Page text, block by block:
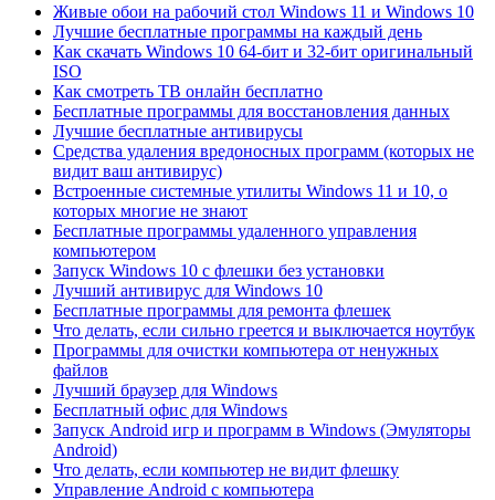
Живые обои на рабочий стол Windows 11 и Windows 10
Лучшие бесплатные программы на каждый день
Как скачать Windows 10 64-бит и 32-бит оригинальный
ISO
Как смотреть ТВ онлайн бесплатно
Бесплатные программы для восстановления данных
Лучшие бесплатные антивирусы
Средства удаления вредоносных программ (которых не
видит ваш антивирус)
Встроенные системные утилиты Windows 11 и 10, о
которых многие не знают
Бесплатные программы удаленного управления
компьютером
Запуск Windows 10 с флешки без установки
Лучший антивирус для Windows 10
Бесплатные программы для ремонта флешек
Что делать, если сильно греется и выключается ноутбук
Программы для очистки компьютера от ненужных
файлов
Лучший браузер для Windows
Бесплатный офис для Windows
Запуск Android игр и программ в Windows (Эмуляторы
Android)
Что делать, если компьютер не видит флешку
Управление Android с компьютера